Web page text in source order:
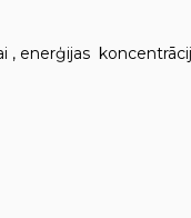
enerģijas